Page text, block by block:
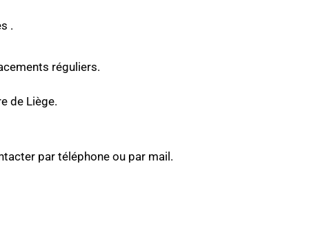
.
réguliers.
de Liège.
par téléphone ou par mail.